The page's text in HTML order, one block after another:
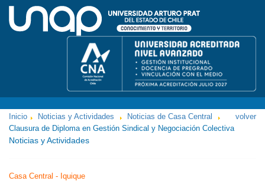
volver
Inicio Noticias y Actividades
Noticias de Casa Central
Clausura de Diploma en Gestión Sindical y Negociación Colectiva
Noticias y Actividades
Casa Central - Iquique